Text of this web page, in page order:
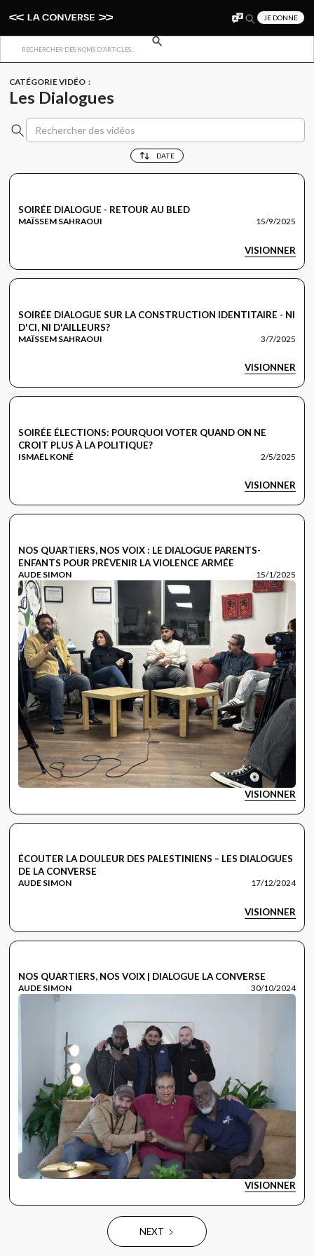
JE DONNE
CATÉGORIE VIDÉO :
Les Dialogues
DATE
SOIRÉE DIALOGUE - RETOUR AU BLED
MAÏSSEM SAHRAOUI 15/9/2025
VISIONNER
LES DIALOGUES
SOIRÉE DIALOGUE SUR LA CONSTRUCTION IDENTITAIRE - NI
D'CI, NI D'AILLEURS?
MAÏSSEM SAHRAOUI 3/7/2025
VISIONNER
LES DIALOGUES
SOIRÉE ÉLECTIONS: POURQUOI VOTER QUAND ON NE
CROIT PLUS À LA POLITIQUE?
ISMAËL KONÉ 2/5/2025
VISIONNER
LES DIALOGUES
NOS QUARTIERS, NOS VOIX : LE DIALOGUE PARENTS-
ENFANTS POUR PRÉVENIR LA VIOLENCE ARMÉE
AUDE SIMON 15/1/2025
VISIONNER
LES DIALOGUES
ÉCOUTER LA DOULEUR DES PALESTINIENS – LES DIALOGUES
DE LA CONVERSE
AUDE SIMON 17/12/2024
VISIONNER
LES DIALOGUES
NOS QUARTIERS, NOS VOIX | DIALOGUE LA CONVERSE
AUDE SIMON 30/10/2024
VISIONNER
NEXT